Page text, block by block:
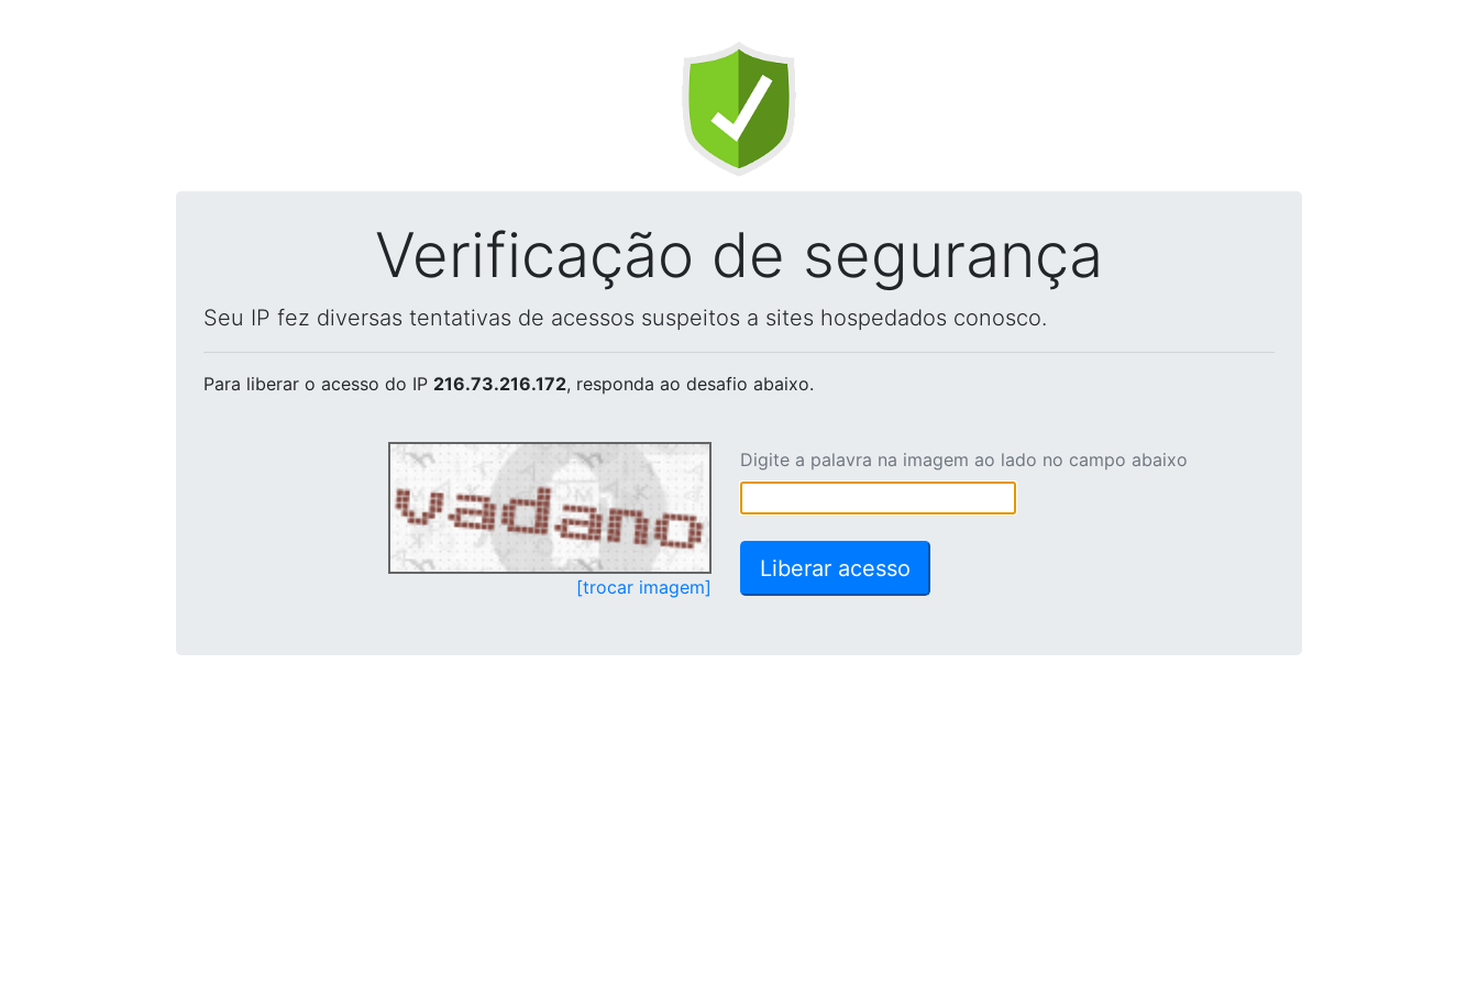
Verificação de segurança
Seu IP fez diversas tentativas de acessos suspeitos a sites hospedados conosco.
Para liberar o acesso do IP 216.73.216.172, responda ao desafio abaixo.
[trocar imagem]
Digite a palavra na imagem ao lado no campo abaixo